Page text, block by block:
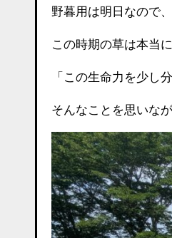
野暮用は明日なので
この時期の草は本当に
「この生命力を少し
そんなことを思いな